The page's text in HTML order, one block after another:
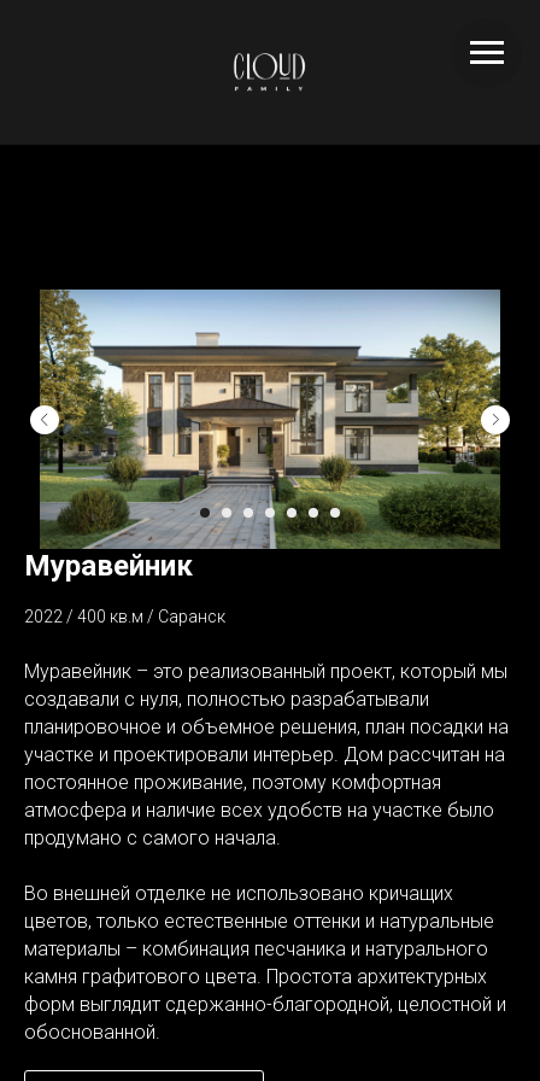
Муравейник
2022 / 400 кв.м / Саранск
Муравейник – это реализованный проект, который мы
создавали с нуля, полностью разрабатывали
планировочное и объемное решения, план посадки на
участке и проектировали интерьер. Дом рассчитан на
постоянное проживание, поэтому комфортная
атмосфера и наличие всех удобств на участке было
продумано с самого начала.
Во внешней отделке не использовано кричащих
цветов, только естественные оттенки и натуральные
материалы – комбинация песчаника и натурального
камня графитового цвета. Простота архитектурных
форм выглядит сдержанно-благородной, целостной и
обоснованной.